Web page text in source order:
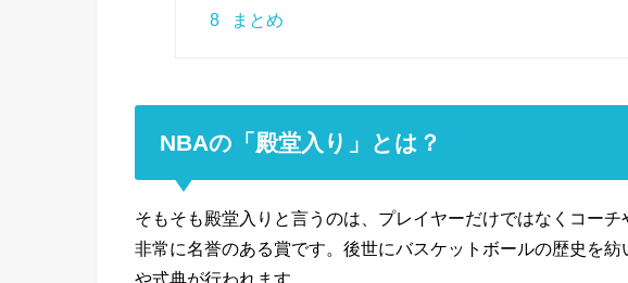
8 まとめ
NBAの「殿堂入り」とは？
そもそも殿堂入りと言うのは、プレイヤーだけではなくコーチ
非常に名誉のある賞です。後世にバスケットボールの歴史を
や式典が行われます。